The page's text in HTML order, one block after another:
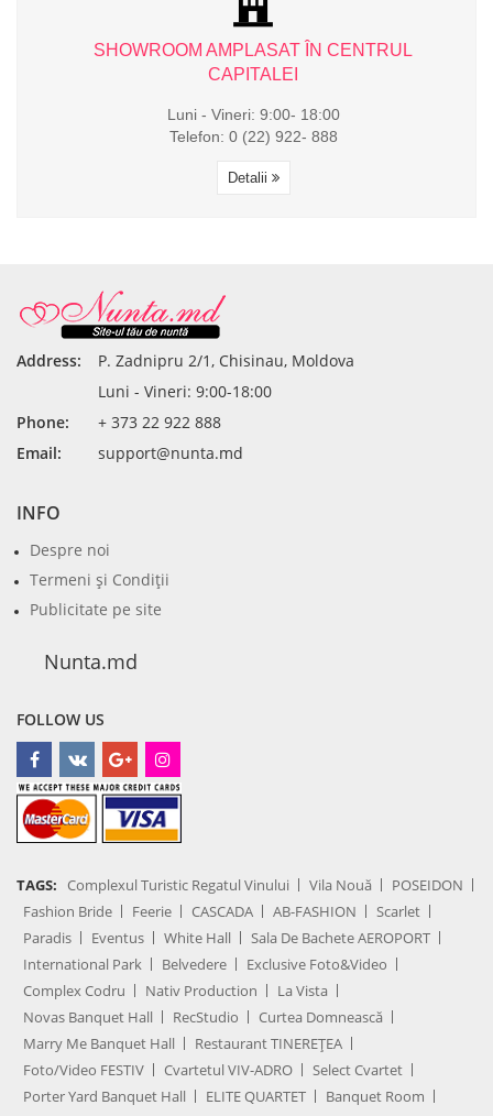
SHOWROOM AMPLASAT ÎN CENTRUL
CAPITALEI
Luni - Vineri: 9:00- 18:00
Telefon: 0 (22) 922- 888
Detalii
Address:
P. Zadnipru 2/1, Chisinau, Moldova
Luni - Vineri: 9:00-18:00
Phone:
+ 373 22 922 888
Email:
support@nunta.md
INFO
Despre noi
Termeni şi Condiţii
Publicitate pe site
Nunta.md
FOLLOW US
TAGS: Complexul Turistic Regatul Vinului Vila Nouă
POSEIDON
Fashion Bride
Feerie CASCADA AB-FASHION
Scarlet
Paradis
Eventus White Hall
Sala De Bachete AEROPORT
International Park
Belvedere
Exclusive Foto&Video
Complex Codru
Nativ Production
La Vista
Novas Banquet Hall
RecStudio
Curtea Domnească
Marry Me Banquet Hall
Restaurant TINEREȚEA
Foto/Video FESTIV
Cvartetul VIV-ADRO
Select Cvartet
Porter Yard Banquet Hall
ELITE QUARTET
Banquet Room